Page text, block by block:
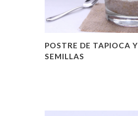
POSTRE DE TAPIOCA Y
SEMILLAS